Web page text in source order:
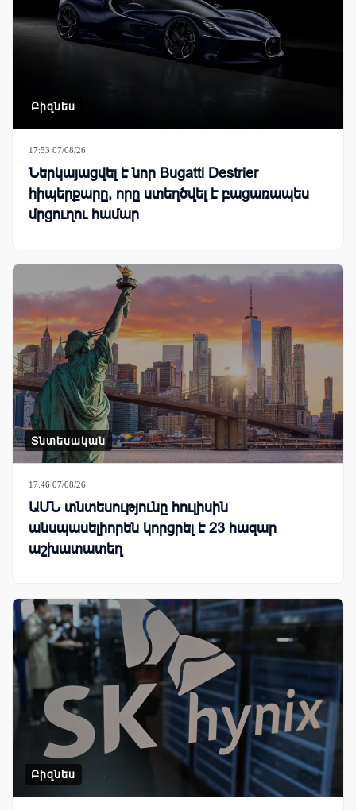
Բիզնես
17:53 07/08/26
Ներկայացվել է նոր Bugatti Destrier
հիպերքարը, որը ստեղծվել է բացառապես
մրցուղու համար
Տնտեսական
17:46 07/08/26
ԱՄՆ տնտեսությունը հուլիսին
անսպասելիորեն կորցրել է 23 հազար
աշխատատեղ
Բիզնես